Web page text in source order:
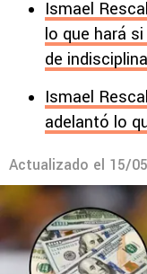
Ismael
lo que hará
de indisciplina
Ismael
adelantó lo
Actualizado el 15/